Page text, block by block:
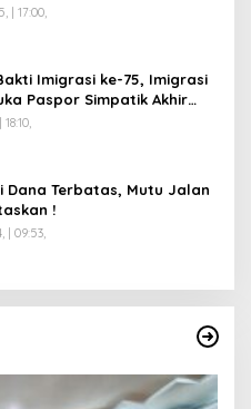
| 17:00,
Imigrasi ke-75, Imigrasi
Paspor Simpatik Akhir
Dana Terbatas, Mutu Jalan
!
| 09:53,